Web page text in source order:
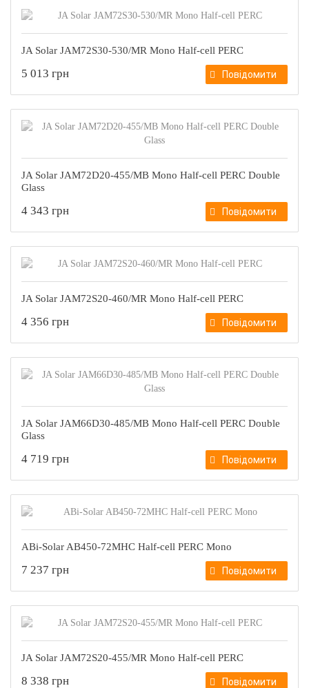
JA Solar JAM72S30-530/MR Mono Half-cell PERC
5 013 грн Повідомити
JA Solar JAM72D20-455/MB Mono Half-cell PERC Double
Glass
4 343 грн Повідомити
JA Solar JAM72S20-460/MR Mono Half-cell PERC
4 356 грн Повідомити
JA Solar JAM66D30-485/MB Mono Half-cell PERC Double
Glass
4 719 грн Повідомити
ABi-Solar AB450-72MHC Half-cell PERC Mono
7 237 грн Повідомити
JA Solar JAM72S20-455/MR Mono Half-cell PERC
8 338 грн Повідомити